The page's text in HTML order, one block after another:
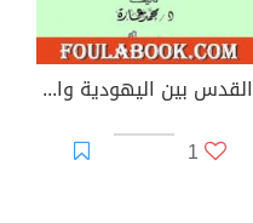
القدس بين اليهودية والإسلام
1